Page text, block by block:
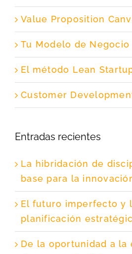
Value Proposition
Tu Modelo de Negocio
El método Lean
Customer
Entradas recientes
La hibridación de
base para la
El futuro imperfecto y
planificación
De la oportunidad a la